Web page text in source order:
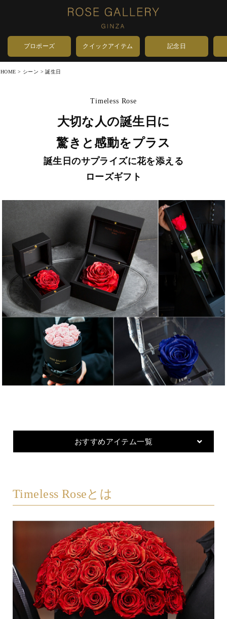
プロポーズ クイックアイテム 記念日
HOME シーン 誕生日
Timeless Rose
大切な人の誕生日に
驚きと感動をプラス
誕生日のサプライズに花を添える
ローズギフト
おすすめアイテム一覧
Timeless Roseとは